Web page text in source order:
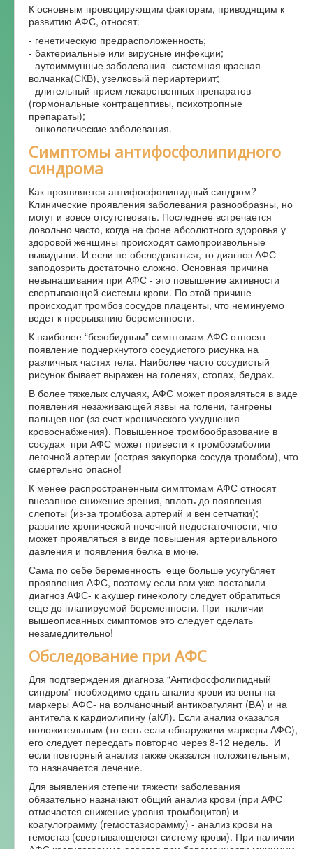
К основным провоцирующим факторам, приводящим к
развитию АФС, относят:
- генетическую предрасположенность;
- бактериальные или вирусные инфекции;
- аутоиммунные заболевания -системная красная
волчанка(СКВ), узелковый периартериит;
- длительный прием лекарственных препаратов
(гормональные контрацептивы, психотропные
препараты);
- онкологические заболевания.
Симптомы антифосфолипидного
синдрома
Как проявляется антифосфолипидный синдром?
Клинические проявления заболевания разнообразны, но
могут и вовсе отсутствовать. Последнее встречается
довольно часто, когда на фоне абсолютного здоровья у
здоровой женщины происходят самопроизвольные
выкидыши. И если не обследоваться, то диагноз АФС
заподозрить достаточно сложно. Основная причина
невынашивания при АФС - это повышение активности
свертывающей системы крови. По этой причине
происходит тромбоз сосудов плаценты, что неминуемо
ведет к прерыванию беременности.
К наиболее “безобидным” симптомам АФС относят
появление подчеркнутого сосудистого рисунка на
различных частях тела. Наиболее часто сосудистый
рисунок бывает выражен на голенях, стопах, бедрах.
В более тяжелых случаях, АФС может проявляться в виде
появления незаживающей язвы на голени, гангрены
пальцев ног (за счет хронического ухудшения
кровоснабжения). Повышенное тромбообразование в
сосудах при АФС может привести к тромбоэмболии
легочной артерии (острая закупорка сосуда тромбом), что
смертельно опасно!
К менее распространенным симптомам АФС относят
внезапное снижение зрения, вплоть до появления
слепоты (из-за тромбоза артерий и вен сетчатки);
развитие хронической почечной недостаточности, что
может проявляться в виде повышения артериального
давления и появления белка в моче.
Сама по себе беременность еще больше усугубляет
проявления АФС, поэтому если вам уже поставили
диагноз АФС- к акушер гинекологу следует обратиться
еще до планируемой беременности. При наличии
вышеописанных симптомов это следует сделать
незамедлительно!
Обследование при АФС
Для подтверждения диагноза “Антифосфолипидный
синдром” необходимо сдать анализ крови из вены на
маркеры АФС- на волчаночный антикоагулянт (ВА) и на
антитела к кардиолипину (аКЛ). Если анализ оказался
положительным (то есть если обнаружили маркеры АФС),
его следует пересдать повторно через 8-12 недель. И
если повторный анализ также оказался положительным,
то назначается лечение.
Для выявления степени тяжести заболевания
обязательно назначают общий анализ крови (при АФС
отмечается снижение уровня тромбоцитов) и
коагулограмму (гемостазиорамму) - анализ крови на
гемостаз (свертывающеюся систему крови). При наличии